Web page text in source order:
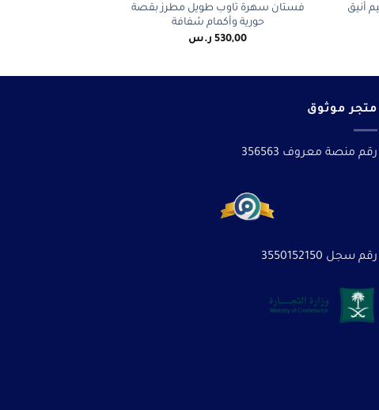
أنيق
فستان سهرة تاوب طويل مطرز بقصة
حورية وأكمام شفافة
530,00 ر.س
متجر موثوق
رقم منصة معروف 356563
رقم سجل 3550152150